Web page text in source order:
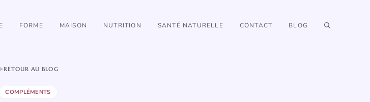
FORME MAISON NUTRITION SANTÉ NATURELLE CONTACT BLOG
RETOUR AU BLOG
COMPLÉMENTS